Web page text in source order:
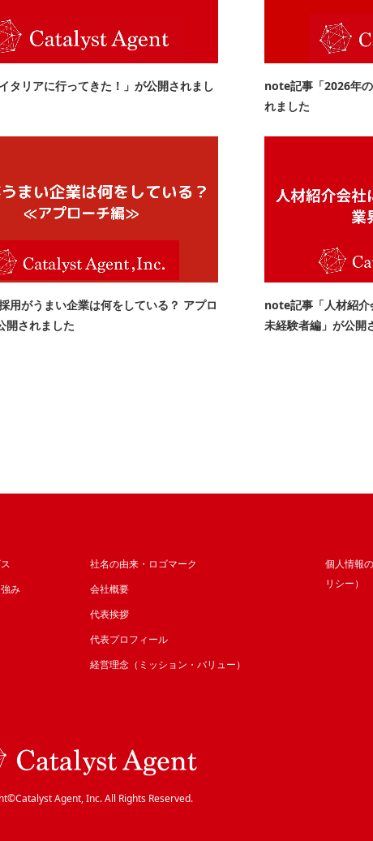
タリアに行ってきた！」が公開されまし
note記事「2026年
れました
用がうまい企業は何をしている？ アプロ
開されました
note記事「人材紹介
未経験者編」が公開
み
社名の由来・ロゴマーク
会社概要
代表挨拶
代表プロフィール
経営理念（ミッション・バリュー）
個人情報
リシー）
Agent, Inc. All Rights Reserved.